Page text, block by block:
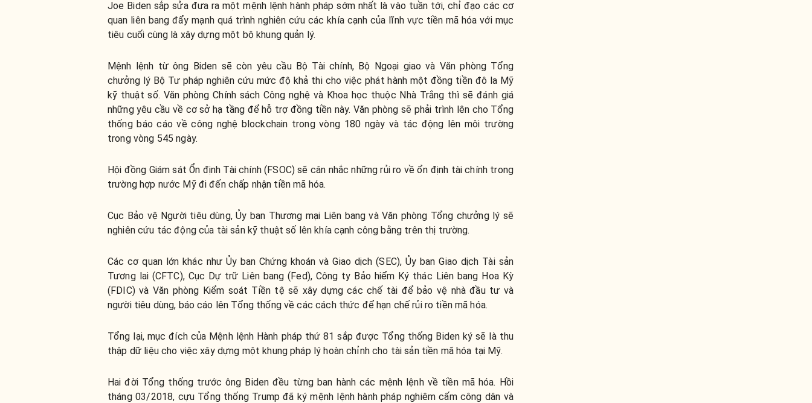
Joe Biden sắp sửa đưa ra một mệnh lệnh hành pháp sớm nhất là vào tuần tới, chỉ đạo các cơ
quan liên bang đẩy mạnh quá trình nghiên cứu các khía cạnh của lĩnh vực tiền mã hóa với mục
tiêu cuối cùng là xây dựng một bộ khung quản lý.
Mệnh lệnh từ ông Biden sẽ còn yêu cầu Bộ Tài chính, Bộ Ngoại giao và Văn phòng Tổng
chưởng lý Bộ Tư pháp nghiên cứu mức độ khả thi cho việc phát hành một đồng tiền đô la Mỹ
kỹ thuật số. Văn phòng Chính sách Công nghệ và Khoa học thuộc Nhà Trắng thì sẽ đánh giá
những yêu cầu về cơ sở hạ tầng để hỗ trợ đồng tiền này. Văn phòng sẽ phải trình lên cho Tổng
thống báo cáo về công nghệ blockchain trong vòng 180 ngày và tác động lên môi trường
trong vòng 545 ngày.
Hội đồng Giám sát Ổn định Tài chính (FSOC) sẽ cân nhắc những rủi ro về ổn định tài chính trong
trường hợp nước Mỹ đi đến chấp nhận tiền mã hóa.
Cục Bảo vệ Người tiêu dùng, Ủy ban Thương mại Liên bang và Văn phòng Tổng chưởng lý sẽ
nghiên cứu tác động của tài sản kỹ thuật số lên khía cạnh công bằng trên thị trường.
Các cơ quan lớn khác như Ủy ban Chứng khoán và Giao dịch (SEC), Ủy ban Giao dịch Tài sản
Tương lai (CFTC), Cục Dự trữ Liên bang (Fed), Công ty Bảo hiểm Ký thác Liên bang Hoa Kỳ
(FDIC) và Văn phòng Kiểm soát Tiền tệ sẽ xây dựng các chế tài để bảo vệ nhà đầu tư và
người tiêu dùng, báo cáo lên Tổng thống về các cách thức để hạn chế rủi ro tiền mã hóa.
Tổng lại, mục đích của Mệnh lệnh Hành pháp thứ 81 sắp được Tổng thống Biden ký sẽ là thu
thập dữ liệu cho việc xây dựng một khung pháp lý hoàn chỉnh cho tài sản tiền mã hóa tại Mỹ.
Hai đời Tổng thống trước ông Biden đều từng ban hành các mệnh lệnh về tiền mã hóa. Hồi
tháng 03/2018, cựu Tổng thống Trump đã ký mệnh lệnh hành pháp nghiêm cấm công dân và